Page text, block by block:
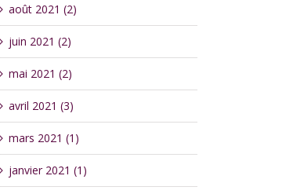
août 2021 (2)
juin 2021 (2)
mai 2021 (2)
avril 2021 (3)
mars 2021 (1)
janvier 2021 (1)